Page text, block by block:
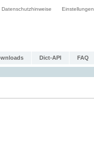
Datenschutzhinweise Einstellungen
Dict-API FAQ